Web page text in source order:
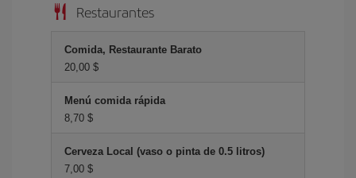
Restaurantes
Comida, Restaurante Barato
20,00 $
Menú comida rápida
8,70 $
Cerveza Local (vaso o pinta de 0.5 litros)
7,00 $